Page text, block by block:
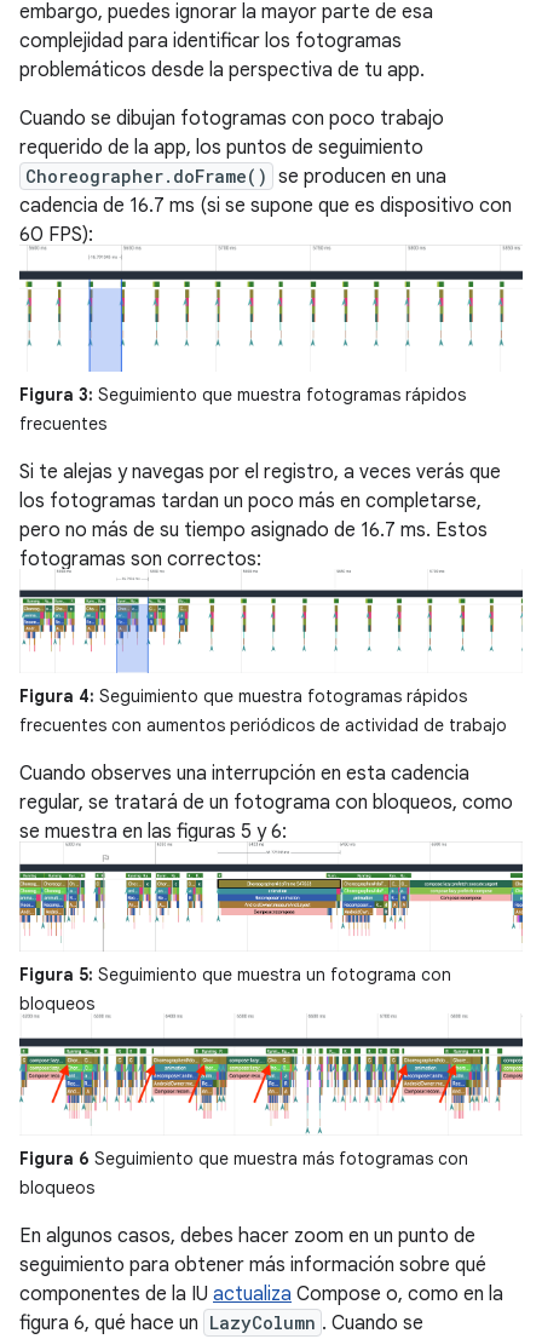
embargo, puedes ignorar la mayor parte de esa
complejidad para identificar los fotogramas
problemáticos desde la perspectiva de tu app.
Cuando se dibujan fotogramas con poco trabajo
requerido de la app, los puntos de seguimiento
Choreographer.doFrame() se producen en una
cadencia de 16.7 ms (si se supone que es dispositivo con
60 FPS):
Figura 3: Seguimiento que muestra fotogramas rápidos
frecuentes
Si te alejas y navegas por el registro, a veces verás que
los fotogramas tardan un poco más en completarse,
pero no más de su tiempo asignado de 16.7 ms. Estos
fotogramas son correctos:
Figura 4: Seguimiento que muestra fotogramas rápidos
frecuentes con aumentos periódicos de actividad de trabajo
Cuando observes una interrupción en esta cadencia
regular, se tratará de un fotograma con bloqueos, como
se muestra en las figuras 5 y 6:
Figura 5: Seguimiento que muestra un fotograma con
bloqueos
Figura 6 Seguimiento que muestra más fotogramas con
bloqueos
En algunos casos, debes hacer zoom en un punto de
seguimiento para obtener más información sobre qué
componentes de la IU actualiza Compose o, como en la
figura 6, qué hace un LazyColumn . Cuando se